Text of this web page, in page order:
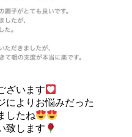
ざいます
によりお悩みだった
したね
致します